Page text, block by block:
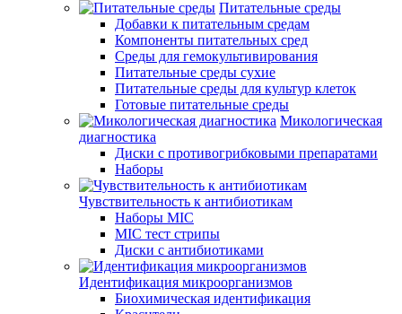
Питательные среды
Добавки к питательным средам
Компоненты питательных сред
Среды для гемокультивирования
Питательные среды сухие
Питательные среды для культур клеток
Готовые питательные среды
Микологическая
диагностика
Диски с противогрибковыми препаратами
Наборы
Чувствительность к антибиотикам
Наборы MIC
MIC тест стрипы
Диски с антибиотиками
Идентификация микроорганизмов
Биохимическая идентификация